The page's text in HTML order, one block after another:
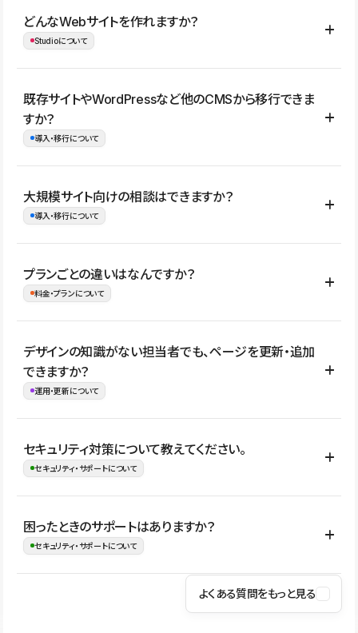
どんなWebサイトを作れますか？
Studioについて
コーポレートサイト、サービスサイト、LP、採用サイト、ブロ
グ・メディア、イベントサイト、店舗・商品紹介サイト、ポートフ
ォリオなど幅広く制作できます。
既存サイトやWordPressなど他のCMSから移行できま
すか？
導入・移行について
はい。既存サイトの構成やコンテンツ、URLを整理したうえで、
Studio上に再構築する形で移行できます。 WordPressの場合は、
イト全体のデザインや設定がそのまま移行されるわけではないた
め、移行後にページ構成やデザイン、CMS設計、URL・リダイレク
大規模サイト向けの相談はできますか？
導入・移行について
はい。アクセス規模が大きいサイトや、複数部門での運用、権限管
理、セキュリティ確認、既存システムとの連携など、個別の要件が
ない段階でも、お問い合わせください。
お問合せはこちら
プランごとの違いはなんですか？
料金・プランについて
公開ページ数、バージョン履歴の期間、CMS利用数の上限、権限
管理の有無などがプランごとに異なります。詳しくは料金プランペ
ージをご覧ください。
デザインの知識がない担当者でも、ページを更新・追加
できますか？
運用・更新について
はい。CMSやコンポーネントを活用して更新範囲を設計しておく
ことで、デザインを崩しにくい状態で運用できます。 さらにコン
ながらレイアウトに影響を与えずに更新作業を進めやすくなりま
す。
セキュリティ対策について教えてください。
セキュリティ・サポートについて
Studioでは、公開サイトやサービスを安全に利用できるよう、通信
の暗号化、データ保護、アクセス管理、脆弱性対策など、複数の観
はSSL/TLSによる通信暗号化に対応しており、悪質なスクリプトの
困ったときのサポートはありますか？
セキュリティ・サポートについて
操作方法や機能については、ヘルプセンターでご確認いただけま
よくある質問をもっと見る